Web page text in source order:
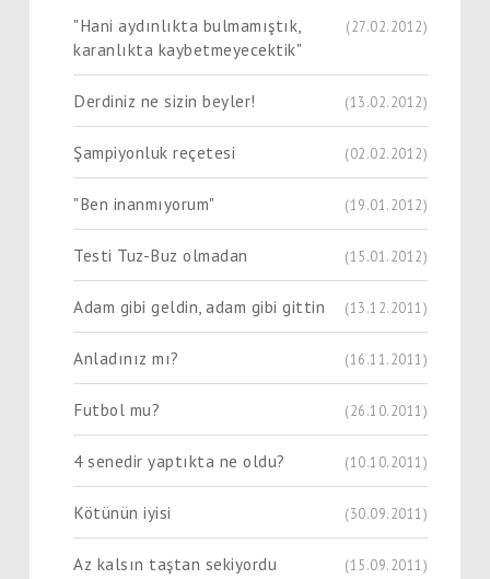
"Hani aydınlıkta bulmamıştık,
karanlıkta kaybetmeyecektik"
(27.02.2012)
Derdiniz ne sizin beyler! (13.02.2012)
Şampiyonluk reçetesi (02.02.2012)
"Ben inanmıyorum" (19.01.2012)
Testi Tuz-Buz olmadan (15.01.2012)
Adam gibi geldin, adam gibi gittin (13.12.2011)
Anladınız mı? (16.11.2011)
Futbol mu? (26.10.2011)
4 senedir yaptıkta ne oldu? (10.10.2011)
Kötünün iyisi (30.09.2011)
Az kalsın taştan sekiyordu (15.09.2011)